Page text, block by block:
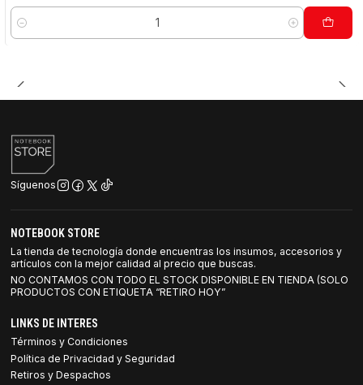
Cantidad
Síguenos
NOTEBOOK STORE
La tienda de tecnología donde encuentras los insumos, accesorios y
artículos con la mejor calidad al precio que buscas.
NO CONTAMOS CON TODO EL STOCK DISPONIBLE EN TIENDA (SOLO
PRODUCTOS CON ETIQUETA “RETIRO HOY”
LINKS DE INTERES
Términos y Condiciones
Política de Privacidad y Seguridad
Retiros y Despachos